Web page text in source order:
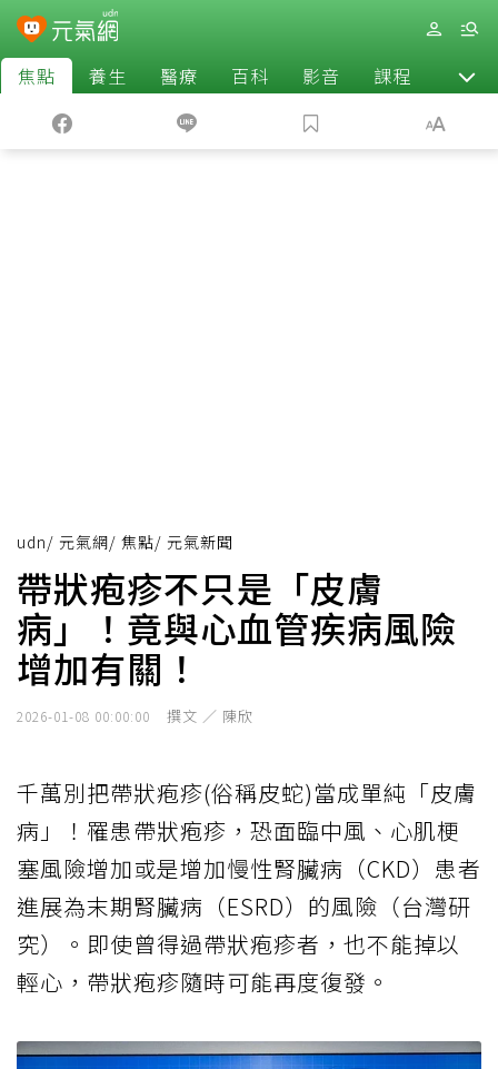
焦點 養生 醫療 百科 影音 課程 退休
udn/ 元氣網/ 焦點/ 元氣新聞
帶狀疱疹不只是「皮膚
病」！竟與心血管疾病風險
增加有關！
2026-01-08 00:00:00 撰文 ／ 陳欣
千萬別把帶狀疱疹(俗稱皮蛇)當成單純「皮膚
病」！罹患帶狀疱疹，恐面臨中風、心肌梗
塞風險增加或是增加慢性腎臟病（CKD）患者
進展為末期腎臟病（ESRD）的風險（台灣研
究）。即使曾得過帶狀疱疹者，也不能掉以
輕心，帶狀疱疹隨時可能再度復發。